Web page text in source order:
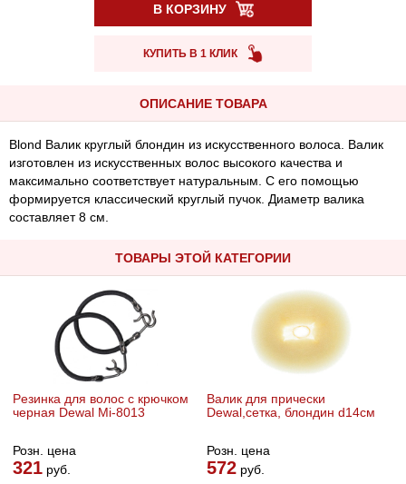
В КОРЗИНУ
КУПИТЬ В 1 КЛИК
ОПИСАНИЕ ТОВАРА
Blond Валик круглый блондин из искусственного волоса. Валик
изготовлен из искусственных волос высокого качества и
максимально соответствует натуральным. С его помощью
формируется классический круглый пучок. Диаметр валика
составляет 8 см.
ТОВАРЫ ЭТОЙ КАТЕГОРИИ
Pезинка для волос с крючком
черная Dewal Mi-8013
Розн. цена
321руб.
Валик для прически
Dewal,сетка, блондин d14см
Розн. цена
572 руб.